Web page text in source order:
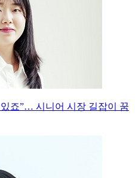
죠”… 시니어 시장 길잡이 꿈